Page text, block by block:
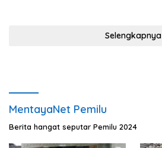
Selengkapnya
MentayaNet Pemilu
Berita hangat seputar Pemilu 2024